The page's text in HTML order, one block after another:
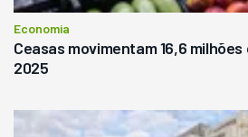
Economia
Ceasas movimentam 16,6
2025